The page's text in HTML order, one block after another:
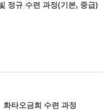
정규 수련 과정(기본, 중급)
화타오금희 수련 과정